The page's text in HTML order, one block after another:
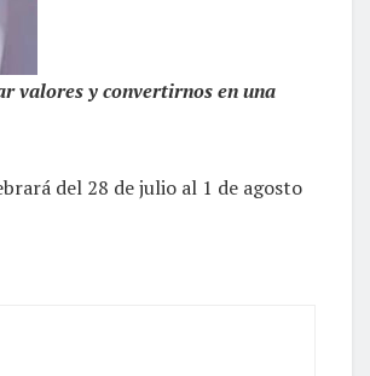
valores y convertirnos en una
del 28 de julio al 1 de agosto